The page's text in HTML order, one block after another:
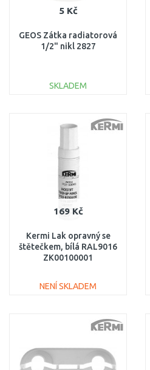
5 Kč
GEOS Zátka radiatorová
1/2" nikl 2827
SKLADEM
169 Kč
Kermi Lak opravný se
štětečkem, bílá RAL9016
ZK00100001
NENÍ SKLADEM